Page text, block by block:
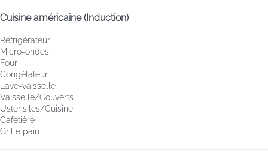
Cuisine américaine (Induction)
Réfrigérateur
Micro-ondes
Four
Congélateur
Lave-vaisselle
Vaisselle/Couverts
Ustensiles/Cuisine
Cafetière
Grille pain